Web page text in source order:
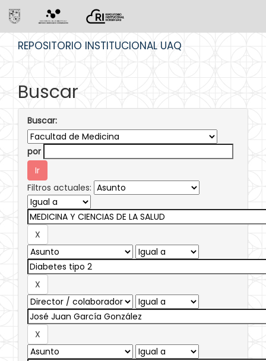
REPOSITORIO INSTITUCIONAL UAQ
Buscar
Buscar:
por
Filtros actuales: